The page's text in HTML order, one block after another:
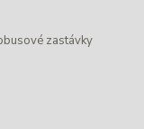
zastávky